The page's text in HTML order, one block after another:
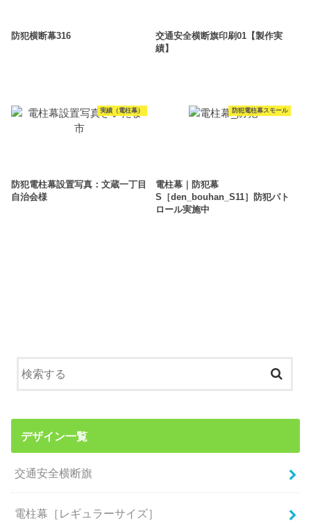
防犯横断幕316
交通安全横断旗印刷01【製作実
績】
実績（電柱幕）
防犯電柱幕設置写真：文蔵一丁目
自治会様
防犯電柱幕スモール
電柱幕｜防犯幕
S［den_bouhan_S11］防犯パト
ロール実施中
デザイン一覧
交通安全横断旗
電柱幕［レギュラーサイズ］